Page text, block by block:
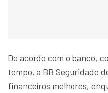
De acordo com o banco,
tempo, a BB Seguridade
financeiros melhores,